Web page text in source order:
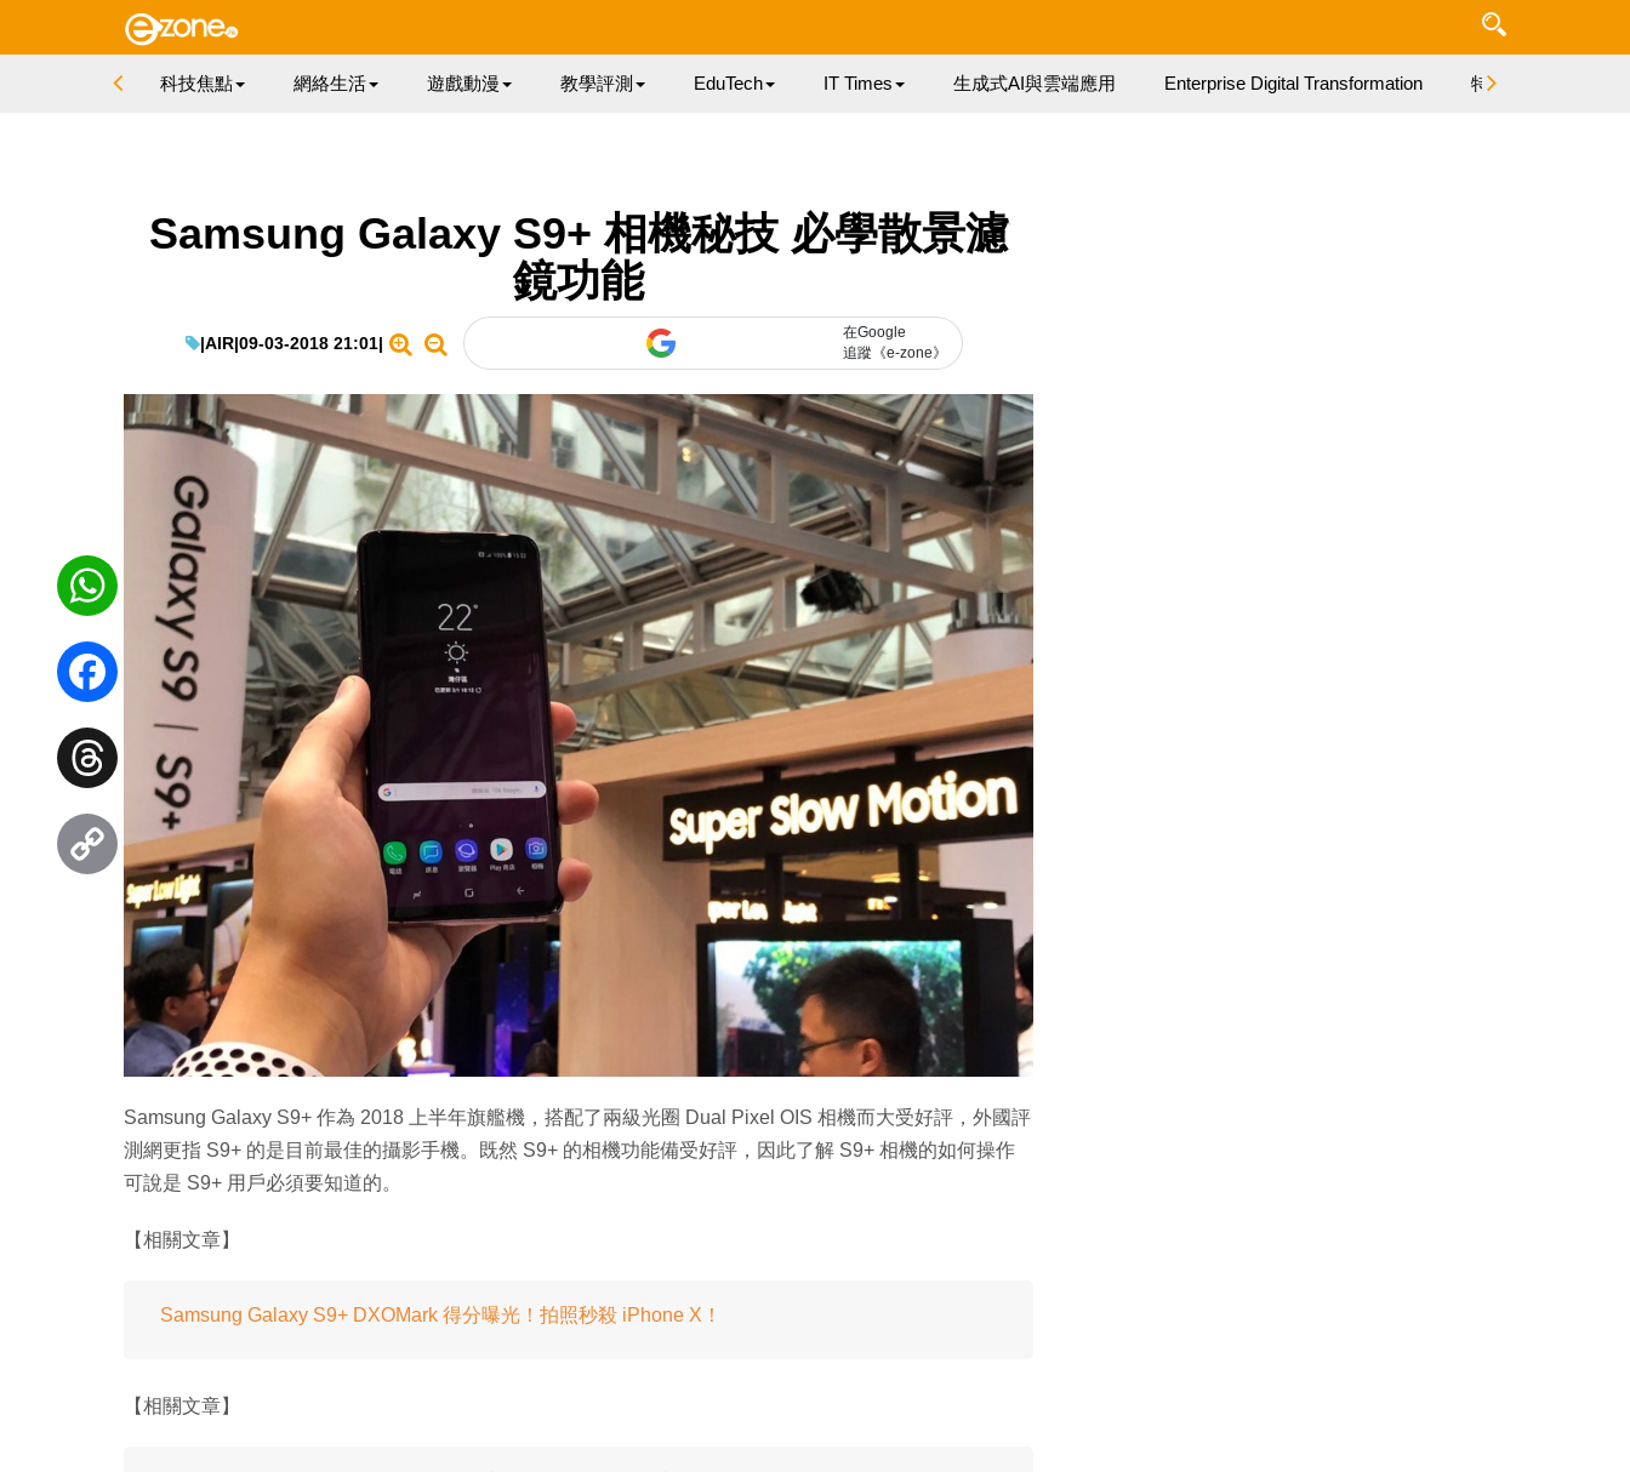
科技焦點 網絡生活 遊戲動漫 教學評測 EduTech IT Times 生成式AI與雲端應用 Enterprise Digital Transformation 特集
Samsung Galaxy S9+ 相機秘技 必學散景濾
鏡功能
|AIR|09-03-2018 21:01|
在Google
追蹤《e-zone》
Samsung Galaxy S9+ 作為 2018 上半年旗艦機，搭配了兩級光圈 Dual Pixel OIS 相機而大受好評，外國評
測網更指 S9+ 的是目前最佳的攝影手機。既然 S9+ 的相機功能備受好評，因此了解 S9+ 相機的如何操作
可說是 S9+ 用戶必須要知道的。
【相關文章】
Samsung Galaxy S9+ DXOMark 得分曝光！拍照秒殺 iPhone X！
【相關文章】
WhatsApp
Facebook
Threads
Copy